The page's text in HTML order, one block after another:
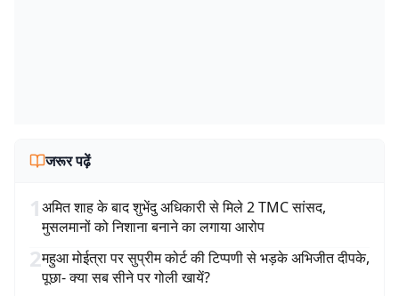
जरूर पढ़ें
1अमित शाह के बाद शुभेंदु अधिकारी से मिले 2 TMC सांसद,
मुसलमानों को निशाना बनाने का लगाया आरोप
2महुआ मोईत्रा पर सुप्रीम कोर्ट की टिप्पणी से भड़के अभिजीत दीपके,
पूछा- क्या सब सीने पर गोली खायें?